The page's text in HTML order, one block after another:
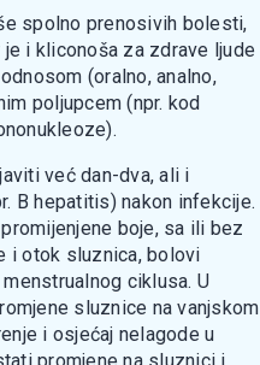
spolno prenosivih bolesti,
i kliconoša za zdrave ljude
(oralno, analno,
poljupcem (npr. kod
već dan-dva, ali i
B hepatitis) nakon infekcije.
boje, sa ili bez
i otok sluznica, bolovi
ciklusa. U
sluznice na vanjskom
i osjećaj nelagode u